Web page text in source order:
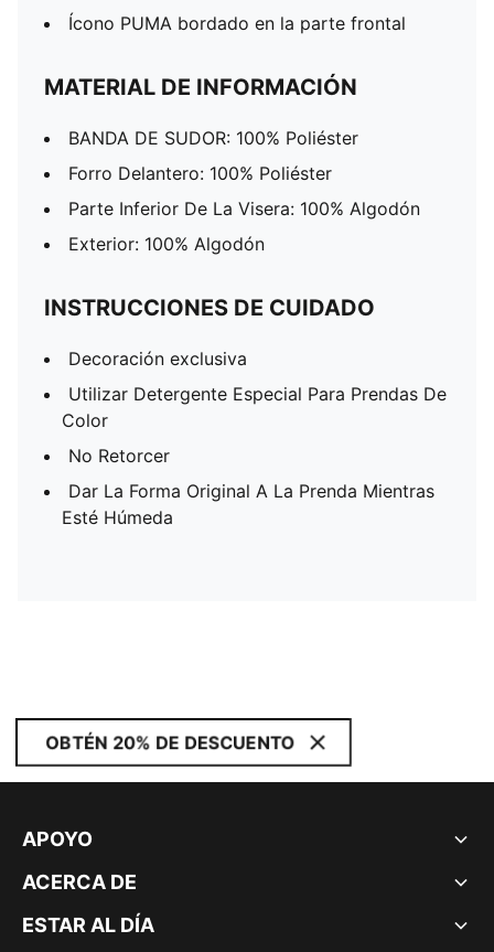
Ícono PUMA bordado en la parte frontal
MATERIAL DE INFORMACIÓN
BANDA DE SUDOR: 100% Poliéster
Forro Delantero: 100% Poliéster
Parte Inferior De La Visera: 100% Algodón
Exterior: 100% Algodón
INSTRUCCIONES DE CUIDADO
Decoración exclusiva
Utilizar Detergente Especial Para Prendas De
Color
No Retorcer
Dar La Forma Original A La Prenda Mientras
Esté Húmeda
OBTÉN 20% DE DESCUENTO
APOYO
ACERCA DE
ESTAR AL DÍA